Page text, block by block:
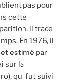
pas pour
cette
il trace
En 1976, il
estimé par
sur la
qui fut suivi